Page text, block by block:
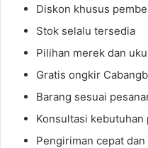
Diskon khusus
Stok selalu tersedia
Pilihan merek dan
Gratis ongkir
Barang sesuai
Konsultasi kebutuhan
Pengiriman cepat